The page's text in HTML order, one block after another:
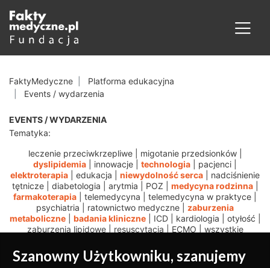
Szanowny Użytkowniku, szanujemy
FaktyMedyczne
Platforma edukacyjna
Events / wydarzenia
EVENTS / WYDARZENIA
Tematyka:
leczenie przeciwkrzepliwe| migotanie przedsionków|
dyslipidemia
innowacje technologia pacjenci
elektroterapia
edukacja niewydolność serca
nadciśnienie
tętnicze| diabetologia arytmia POZ medycyna rodzinna|
farmakoterapia
telemedycyna telemedycyna w praktyce
psychiatria
ratownictwo medyczne
zaburzenia
metaboliczne| badania kliniczne| ICD| kardiologia otyłość
zaburzenia lipidowe| resuscytacja ECMO wszystkie